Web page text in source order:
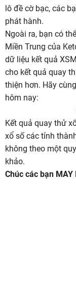
lô đề cờ bạc, các
phát hành.
Ngoài ra, bạn có
Miền Trung của
dữ liệu kết quả
cho kết quả quay
thiện hơn. Hãy
hôm nay:
Kết quả quay thử
xổ số các tỉnh
không theo một
khảo.
Chúc các bạn MAY